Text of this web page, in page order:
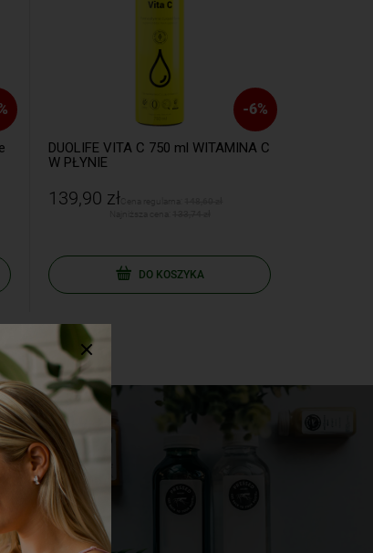
- 6%
DUOLIFE VITA C 750 ml WITAMINA C
W PŁYNIE
139,90 złCena regularna:
DO KOSZYKA